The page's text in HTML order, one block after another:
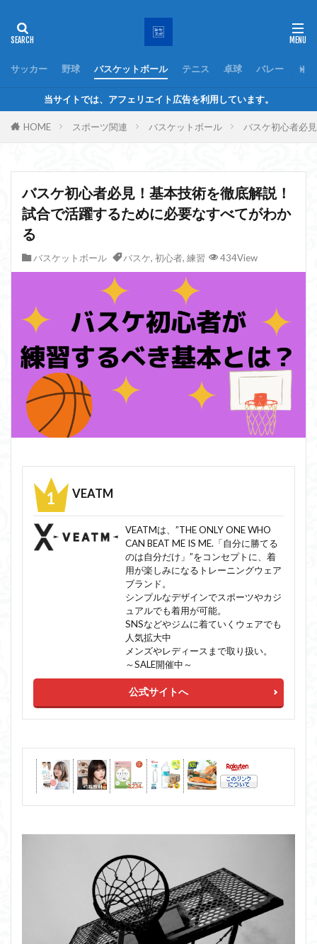
サッカー 野球 バスケットボール テニス 卓球 バレー ラ
当サイトでは、アフェリエイト広告を利用しています。
HOME スポーツ関連 バスケットボール バスケ初心者必
バスケ初心者必見！基本技術を徹底解説！
試合で活躍するために必要なすべてがわか
る
バスケットボール バスケ, 初心者, 練習 434View
VEATM
VEATMは、”THE ONLY ONE WHO
CAN BEAT ME IS ME.「自分に勝てる
のは自分だけ」”をコンセプトに、着
用が楽しみになるトレーニングウェア
ブランド。
シンプルなデザインでスポーツやカジ
ュアルでも着用が可能。
SNSなどやジムに着ていくウェアでも
人気拡大中
メンズやレディースまで取り扱い。
～SALE開催中～
公式サイトへ